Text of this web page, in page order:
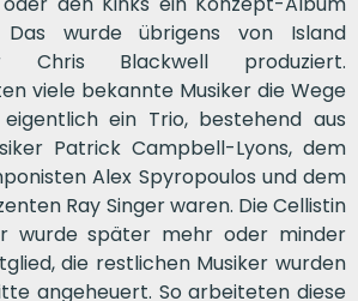
Das wurde übrigens von Island
Chris Blackwell produziert.
viele bekannte Musiker die Wege
ein Trio, bestehend aus
Patrick Campbell-Lyons, dem
Alex Spyropoulos und dem
Ray Singer waren. Die Cellistin
wurde später mehr oder minder
die restlichen Musiker wurden
angeheuert. So arbeiteten diese